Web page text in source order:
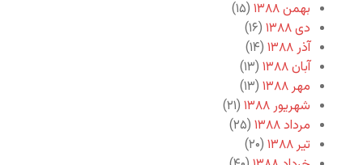
بهمن ۱۳۸۸
(۱۵)
دی ۱۳۸۸
(۱۶)
آذر ۱۳۸۸
(۱۴)
آبان ۱۳۸۸
(۱۳)
مهر ۱۳۸۸
(۱۳)
شهریور ۱۳۸۸
(۲۱)
مرداد ۱۳۸۸
(۲۵)
تیر ۱۳۸۸
(۲۰)